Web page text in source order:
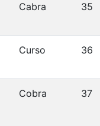
Cabra 35
Curso 36
Cobra 37